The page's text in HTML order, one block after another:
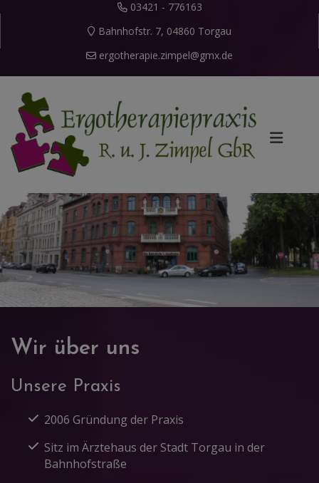
03421 - 776163
Bahnhofstr. 7, 04860 Torgau
ergotherapie.zimpel@gmx.de
Wir über uns
Unsere Praxis
2006 Gründung der Praxis
Sitz im Ärztehaus der Stadt Torgau in der
Bahnhofstraße